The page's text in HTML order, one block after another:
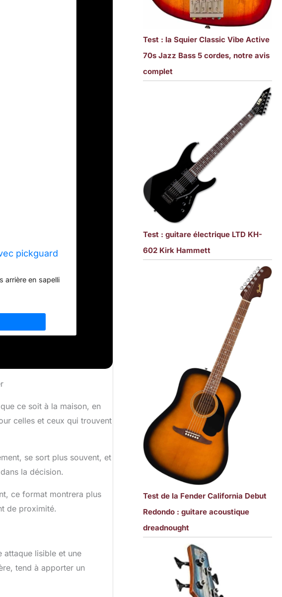
pickguard
arrière en sapelli
ce soit à la maison, en
celles et ceux qui trouvent
se sort plus souvent, et
la décision.
ce format montrera plus
de proximité.
attaque lisible et une
tend à apporter un
Test : la Squier Classic Vibe Active
70s Jazz Bass 5 cordes, notre avis
complet
Test : guitare électrique LTD KH-
602 Kirk Hammett
Test de la Fender California Debut
Redondo : guitare acoustique
dreadnought